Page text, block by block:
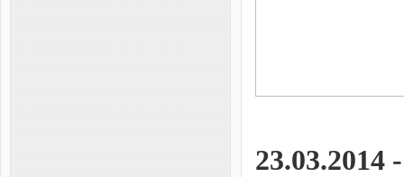
23.03.2014